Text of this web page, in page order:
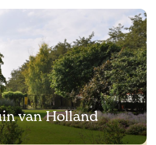
van Holland